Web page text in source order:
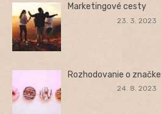
Marketingové cesty
23. 3. 2023
Rozhodovanie o značke
24. 8. 2023